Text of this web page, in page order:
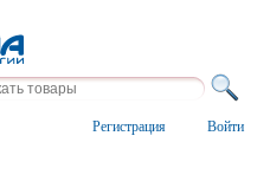
Войти
Регистрация